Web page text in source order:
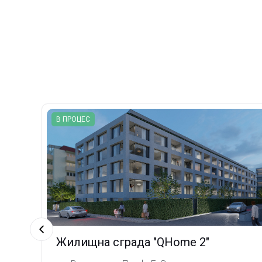
В ПРОЦЕС
Жилищна сграда "QHome 2"